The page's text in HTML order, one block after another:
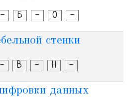
- Б - О -
стенки
- В - Н -
данных